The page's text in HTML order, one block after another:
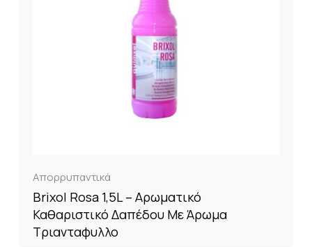
Απορρυπαντικά
Brixol Rosa 1,5L – Αρωματικό
Καθαριστικό Δαπέδου Με Άρωμα
Τριανταφυλλο